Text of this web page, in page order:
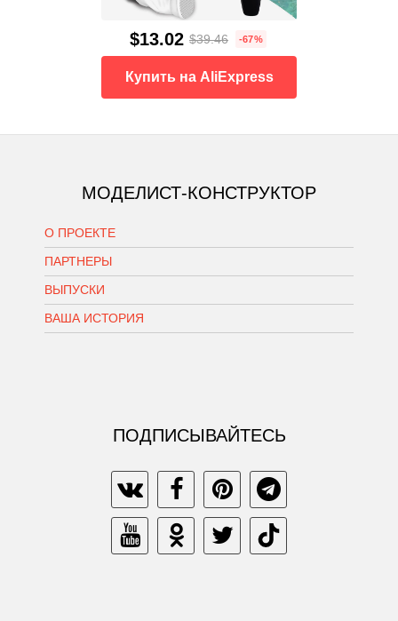
$13.02 $39.46 -67%
Купить на AliExpress
МОДЕЛИСТ-КОНСТРУКТОР
О ПРОЕКТЕ
ПАРТНЕРЫ
ВЫПУСКИ
ВАША ИСТОРИЯ
ПОДПИСЫВАЙТЕСЬ